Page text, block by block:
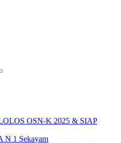
OSN-K 2025 & SIAP
N 1 Sekayam